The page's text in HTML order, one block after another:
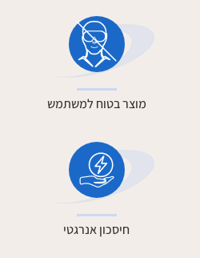
מוצר בטוח למשתמש
חיסכון אנרגטי